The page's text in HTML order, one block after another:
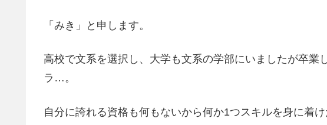
「みき」と申します。
高校で文系を選択し、大学も文系の学部にいましたが卒業
ラ…。
自分に誇れる資格も何もないから何か1つスキルを身に着け